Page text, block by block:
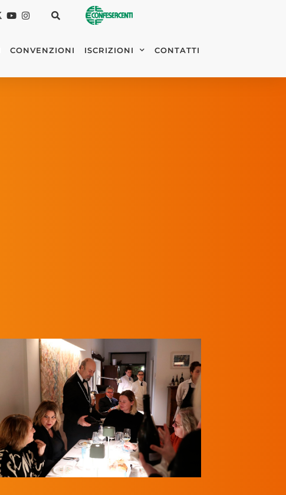
CONVENZIONI ISCRIZIONI CONTATTI